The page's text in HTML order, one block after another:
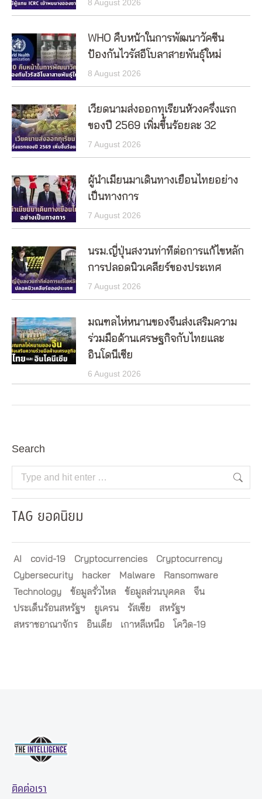
8 August 2026
WHO คืบหน้าในการพัฒนาวัคซีน
ป้องกันไวรัสอีโบลาสายพันธุ์ใหม่
8 August 2026
เวียดนามส่งออกทุเรียนห้วงครึ่งแรก
ของปี 2569 เพิ่มขึ้นร้อยละ 32
7 August 2026
ผู้นำเมียนมาเดินทางเยือนไทยอย่าง
เป็นทางการ
7 August 2026
นรม.ญี่ปุ่นสงวนท่าทีต่อการแก้ไขหลัก
การปลอดนิวเคลียร์ของประเทศ
7 August 2026
มณฑลไห่หนานของจีนส่งเสริมความ
ร่วมมือด้านเศรษฐกิจกับไทยและ
อินโดนีเซีย
6 August 2026
Search
Search:
TAG ยอดนิยม
AI covid-19 Cryptocurrencies
Cryptocurrency
Cybersecurity
hacker Malware
Ransomware
Technology
ข้อมูลรั่วไหล ข้อมูลส่วนบุคคล
จีน
ประเด็นร้อนสหรัฐฯ
ยูเครน รัสเซีย
สหรัฐฯ
สหราชอาณาจักร
อินเดีย เกาหลีเหนือ โควิด-19
ติดต่อเรา